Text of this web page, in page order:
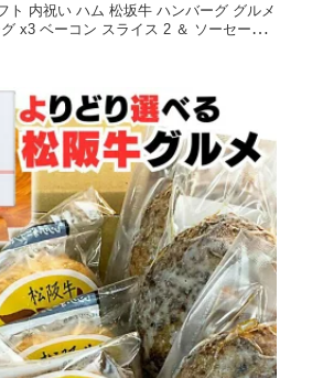
ト 内祝い ハム 松坂牛 ハンバーグ グルメ
x3 ベーコン スライス 2 ＆ ソーセージ
ト 1万円 松阪牛 2025 出産祝い 結婚祝い
ント お返し お肉 グルメ